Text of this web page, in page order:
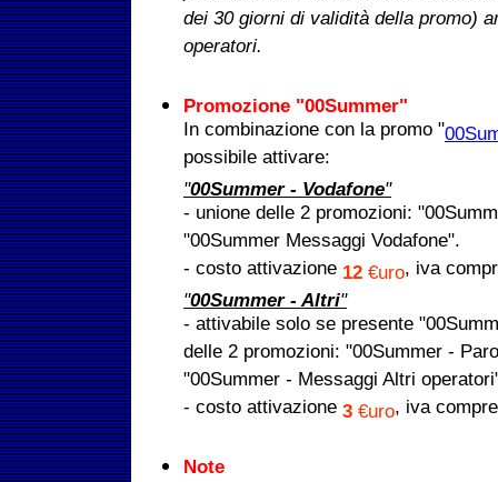
dei 30 giorni di validità della promo)
operatori.
Promozione "00Summer"
In combinazione con la promo "
possibile attivare:
"00Summer - Vodafone"
- unione delle 2 promozioni:
"00Summer Messaggi Vodafone".
- costo attivazione 12 €uro, iva
"00Summer - Altri"
- attivabile solo se presente
delle 2 promozioni: "00Summer -
"00Summer - Messaggi Altri
- costo attivazione 3 €uro, iva
Note